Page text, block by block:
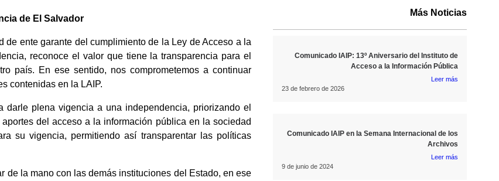
de El Salvador
ente garante del cumplimiento de la Ley de Acceso a la
reconoce el valor que tiene la transparencia para el
país. En ese sentido, nos comprometemos a continuar
contenidas en la LAIP.
plena vigencia a una independencia, priorizando el
del acceso a la información pública en la sociedad
su vigencia, permitiendo así transparentar las políticas
de la mano con las demás instituciones del Estado, en ese
Más Noticias
Comunicado IAIP: 13º Aniversario del Instituto de
Acceso a la Información Pública
Leer más
23 de febrero de 2026
Comunicado IAIP en la Semana Internacional de los
Archivos
Leer más
9 de junio de 2024